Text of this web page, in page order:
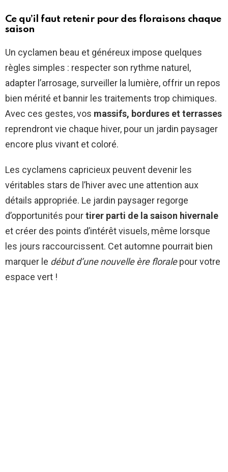
Ce qu’il faut retenir pour des floraisons chaque
saison
Un cyclamen beau et généreux impose quelques
règles simples : respecter son rythme naturel,
adapter l’arrosage, surveiller la lumière, offrir un repos
bien mérité et bannir les traitements trop chimiques.
Avec ces gestes, vos massifs, bordures et terrasses
reprendront vie chaque hiver, pour un jardin paysager
encore plus vivant et coloré.
Les cyclamens capricieux peuvent devenir les
véritables stars de l’hiver avec une attention aux
détails appropriée. Le jardin paysager regorge
d’opportunités pourtirer parti de la saison hivernale
et créer des points d’intérêt visuels, même lorsque
les jours raccourcissent. Cet automne pourrait bien
marquer le début d’une nouvelle ère floralepour votre
espace vert !